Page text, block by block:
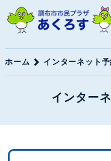
ホーム インターネット
インター